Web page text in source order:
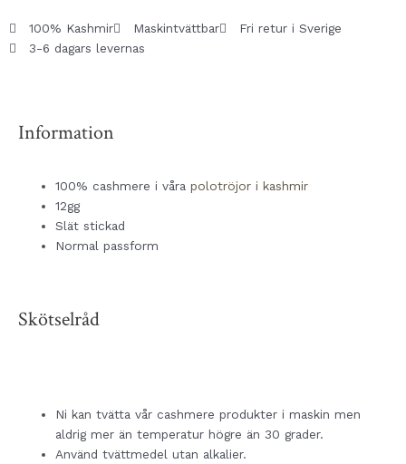
100% Kashmir Maskintvättbar
Fri retur i Sverige
3-6 dagars levernas
Information
100% cashmere i vårapolotröjor i kashmir
12gg
Slät stickad
Normal passform
Skötselråd
Ni kan tvätta vår cashmere produkter i maskin men
aldrig mer än temperatur högre än 30 grader.
Använd tvättmedel utan alkalier.